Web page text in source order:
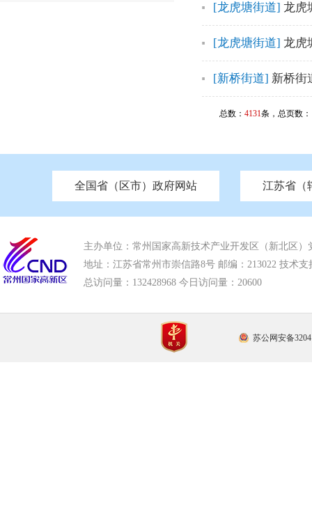
[龙虎塘街道] 龙虎
[龙虎塘街道] 龙虎
[新桥街道] 新桥街
总数： 4131条，总页数：
全国省（区市）政府网站
北京 天津 重庆 河南 河北 山西
江苏省（
中国江苏 南京市政府 苏州市政府 无锡
市发改委 市工信局 市教育局 市科技局 市
市应急管理局 市审计局 市外事办 市生态
主办单位：常州国家高新技术产业开发区（新北区）
地址：江苏省常州市崇信路8号 邮编：213022 技术支
总访问量： 132428968 今日访问量： 20600
苏公网安备